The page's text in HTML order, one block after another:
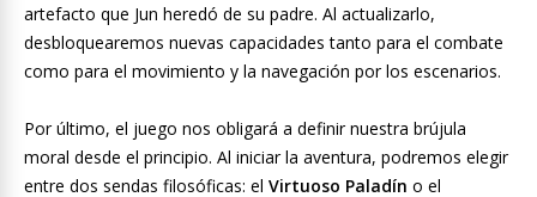
artefacto que Jun heredó de su padre. Al actualizarlo,
desbloquearemos nuevas capacidades tanto para el combate
como para el movimiento y la navegación por los escenarios.
Por último, el juego nos obligará a definir nuestra brújula
moral desde el principio. Al iniciar la aventura, podremos elegir
entre dos sendas filosóficas: el Virtuoso Paladín o el